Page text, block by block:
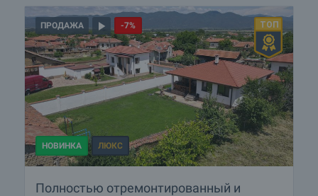
ПРОДАЖА -7%
НОВИНКА ЛЮКС
Полностью отремонтированный и